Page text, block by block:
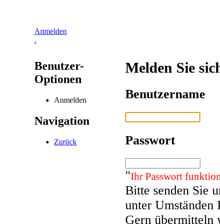
Anmelden
.
Benutzer-
Optionen
Anmelden
Navigation
Zurück
Melden Sie
Benutzername
Passwort
"Ihr Passwort
Bitte senden Sie
unter Umständen
Gern übermitteln